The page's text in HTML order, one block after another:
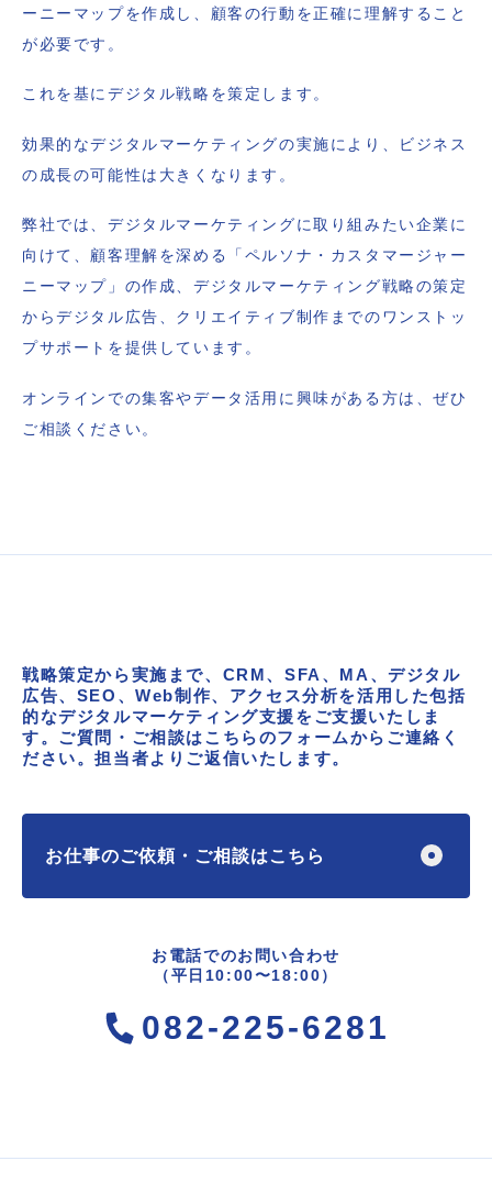
ーニーマップを作成し、顧客の行動を正確に理解すること
が必要です。
これを基にデジタル戦略を策定します。
効果的なデジタルマーケティングの実施により、ビジネス
の成長の可能性は大きくなります。
弊社では、デジタルマーケティングに取り組みたい企業に
向けて、顧客理解を深める「ペルソナ・カスタマージャー
ニーマップ」の作成、デジタルマーケティング戦略の策定
からデジタル広告、クリエイティブ制作までのワンストッ
プサポートを提供しています。
オンラインでの集客やデータ活用に興味がある方は、ぜひ
ご相談ください。
戦略策定から実施まで、CRM、SFA、MA、デジタル
広告、 SEO、Web制作、アクセス分析を活用した包括
的なデジタルマーケティング支援をご支援いたしま
す。 ご質問・ご相談はこちらのフォームからご連絡く
ださい。担当者よりご返信いたします。
お仕事のご依頼・ご相談はこちら
お電話でのお問い合わせ
（平日10:00〜18:00）
082-225-6281